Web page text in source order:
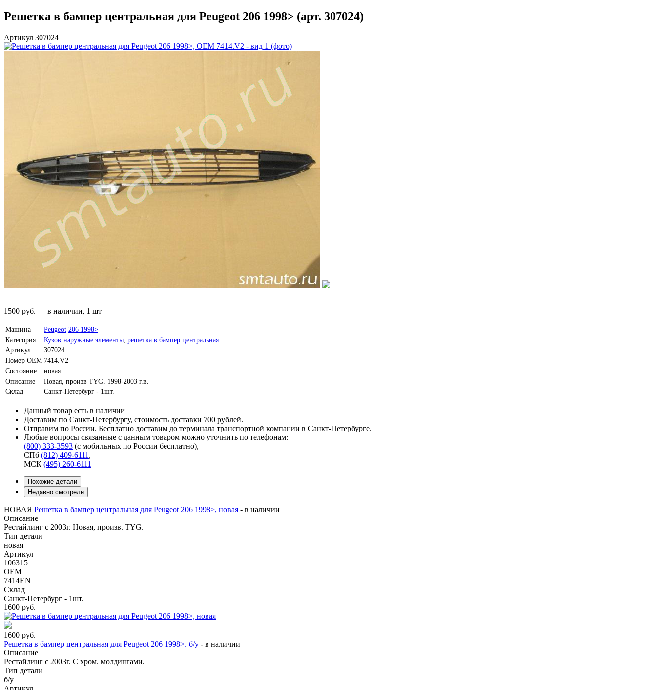
Решетка в бампер центральная для Peugeot 206 1998> (арт. 307024)
Артикул 307024
1500 руб. — в наличии, 1 шт
Машина Peugeot 206 1998>
Категория
Кузов наружные элементы решетка в бампер центральная
Артикул
307024
Номер OEM 7414.V2
Состояние
новая
Описание
Новая, произв TYG. 1998-2003 г.в.
Склад
Санкт-Петербург - 1шт.
Данный товар есть в наличии
Доставим по Санкт-Петербургу, стоимость доставки 700 рублей.
Отправим по России. Бесплатно доставим до терминала транспортной компании в Санкт-Петербурге.
Любые вопросы связанные с данным товаром можно уточнить по телефонам:
(800) 333-3593 (с мобильных по России бесплатно),
СПб (812) 409-6111 ,
МСК (495) 260-6111
Похожие детали
Недавно смотрели
НОВАЯ Решетка в бампер центральная для Peugeot 206 1998>, новая - в наличии
Описание
Рестайлинг с 2003г. Новая, произв. TYG.
Тип детали
новая
Артикул
106315
OEM
7414EN
Склад
Санкт-Петербург - 1шт.
1600 руб.
1600 руб.
Решетка в бампер центральная для Peugeot 206 1998>, б/у - в наличии
Описание
Рестайлинг с 2003г. С хром. молдингами.
Тип детали
б/у
Артикул